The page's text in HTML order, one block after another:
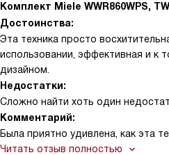
Комплект Miele WWR860WPS,
Достоинства:
Эта техника просто
использовании, эффективная и к
дизайном.
Недостатки:
Сложно найти хоть один
Комментарий:
Была приятно удивлена, как эта
Помните те дни, когда стирка и
Читать отзыв полностью